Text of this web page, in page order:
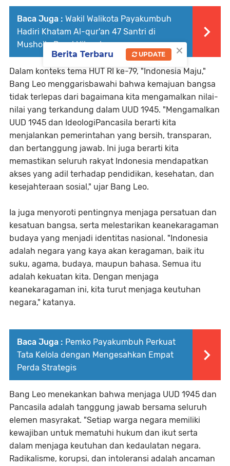
Baca Juga : Wakil Walikota Payakumbuh
Hadiri Khatam Al-qur'an 47 Santri di
Musholla Darul Hikmah
Dalam konteks tema HUT RI ke-79, "Indonesia Maju,"
Bang Leo menggarisbawahi bahwa kemajuan bangsa
tidak terlepas dari bagaimana kita mengamalkan nilai-
nilai yang terkandung dalam UUD 1945. "Mengamalkan
UUD 1945 dan IdeologiPancasila berarti kita
menjalankan pemerintahan yang bersih, transparan,
dan bertanggung jawab. Ini juga berarti kita
memastikan seluruh rakyat Indonesia mendapatkan
akses yang adil terhadap pendidikan, kesehatan, dan
kesejahteraan sosial," ujar Bang Leo.
Ia juga menyoroti pentingnya menjaga persatuan dan
kesatuan bangsa, serta melestarikan keanekaragaman
budaya yang menjadi identitas nasional. "Indonesia
adalah negara yang kaya akan keragaman, baik itu
suku, agama, budaya, maupun bahasa. Semua itu
adalah kekuatan kita. Dengan menjaga
keanekaragaman ini, kita turut menjaga keutuhan
negara," katanya.
Baca Juga : Pemko Payakumbuh Perkuat
Tata Kelola dengan Mengesahkan Empat
Perda Strategis
Bang Leo menekankan bahwa menjaga UUD 1945 dan
Pancasila adalah tanggung jawab bersama seluruh
elemen masyrakat. "Setiap warga negara memiliki
kewajiban untuk mematuhi hukum dan ikut serta
dalam menjaga keutuhan dan kedaulatan negara.
Radikalisme, korupsi, dan intoleransi adalah ancaman
×
Berita Terbaru UPDATE